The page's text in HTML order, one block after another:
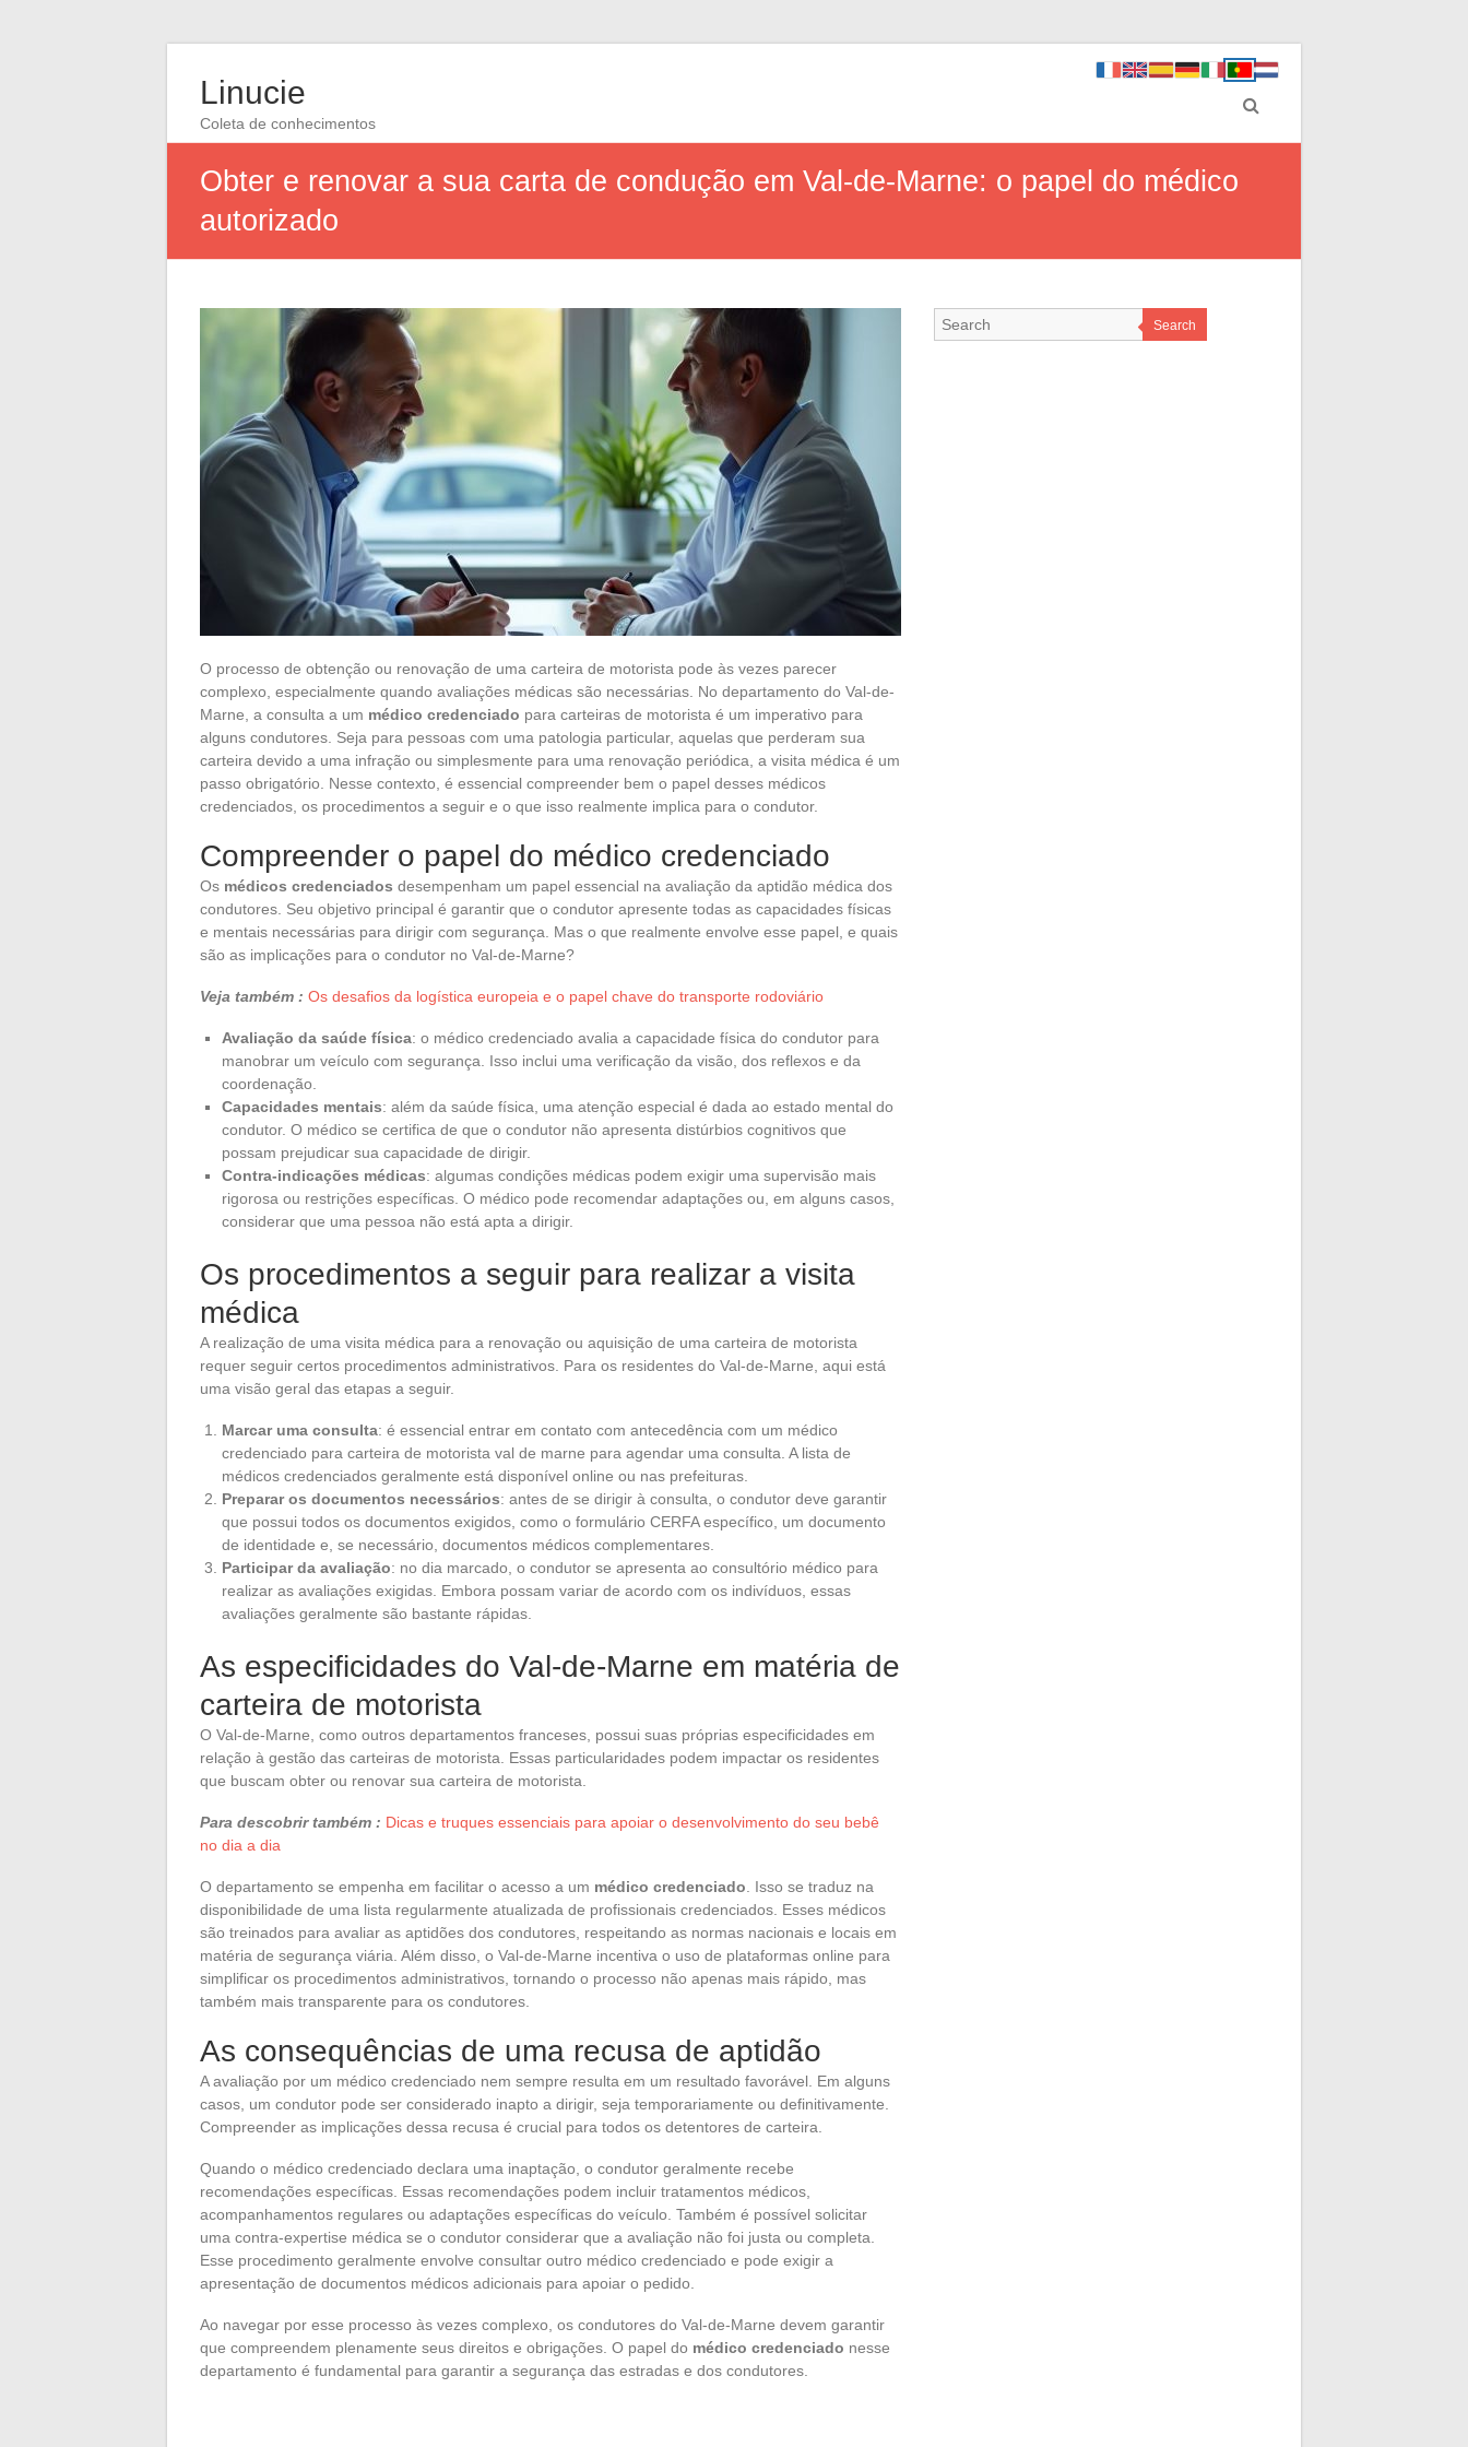
Linucie
Coleta de conhecimentos
Obter e renovar a sua carta de condução em Val-de-Marne: o papel do médico
autorizado
O processo de obtenção ou renovação de uma carteira de motorista pode às vezes parecer
complexo, especialmente quando avaliações médicas são necessárias. No departamento do Val-de-
Marne, a consulta a um médico credenciado para carteiras de motorista é um imperativo para
alguns condutores. Seja para pessoas com uma patologia particular, aquelas que perderam sua
carteira devido a uma infração ou simplesmente para uma renovação periódica, a visita médica é um
passo obrigatório. Nesse contexto, é essencial compreender bem o papel desses médicos
credenciados, os procedimentos a seguir e o que isso realmente implica para o condutor.
Compreender o papel do médico credenciado
Os médicos credenciados desempenham um papel essencial na avaliação da aptidão médica dos
condutores. Seu objetivo principal é garantir que o condutor apresente todas as capacidades físicas
e mentais necessárias para dirigir com segurança. Mas o que realmente envolve esse papel, e quais
são as implicações para o condutor no Val-de-Marne?
Veja também : Os desafios da logística europeia e o papel chave do transporte rodoviário
Avaliação da saúde física: o médico credenciado avalia a capacidade física do condutor para
manobrar um veículo com segurança. Isso inclui uma verificação da visão, dos reflexos e da
coordenação.
Capacidades mentais: além da saúde física, uma atenção especial é dada ao estado mental do
condutor. O médico se certifica de que o condutor não apresenta distúrbios cognitivos que
possam prejudicar sua capacidade de dirigir.
Contra-indicações médicas: algumas condições médicas podem exigir uma supervisão mais
rigorosa ou restrições específicas. O médico pode recomendar adaptações ou, em alguns casos,
considerar que uma pessoa não está apta a dirigir.
Os procedimentos a seguir para realizar a visita
médica
A realização de uma visita médica para a renovação ou aquisição de uma carteira de motorista
requer seguir certos procedimentos administrativos. Para os residentes do Val-de-Marne, aqui está
uma visão geral das etapas a seguir.
Marcar uma consulta: é essencial entrar em contato com antecedência com um médico
credenciado para carteira de motorista val de marne para agendar uma consulta. A lista de
médicos credenciados geralmente está disponível online ou nas prefeituras.
Preparar os documentos necessários: antes de se dirigir à consulta, o condutor deve garantir
que possui todos os documentos exigidos, como o formulário CERFA específico, um documento
de identidade e, se necessário, documentos médicos complementares.
Participar da avaliação: no dia marcado, o condutor se apresenta ao consultório médico para
realizar as avaliações exigidas. Embora possam variar de acordo com os indivíduos, essas
avaliações geralmente são bastante rápidas.
As especificidades do Val-de-Marne em matéria de
carteira de motorista
O Val-de-Marne, como outros departamentos franceses, possui suas próprias especificidades em
relação à gestão das carteiras de motorista. Essas particularidades podem impactar os residentes
que buscam obter ou renovar sua carteira de motorista.
Para descobrir também : Dicas e truques essenciais para apoiar o desenvolvimento do seu bebê
no dia a dia
O departamento se empenha em facilitar o acesso a um médico credenciado . Isso se traduz na
disponibilidade de uma lista regularmente atualizada de profissionais credenciados. Esses médicos
são treinados para avaliar as aptidões dos condutores, respeitando as normas nacionais e locais em
matéria de segurança viária. Além disso, o Val-de-Marne incentiva o uso de plataformas online para
simplificar os procedimentos administrativos, tornando o processo não apenas mais rápido, mas
também mais transparente para os condutores.
As consequências de uma recusa de aptidão
A avaliação por um médico credenciado nem sempre resulta em um resultado favorável. Em alguns
casos, um condutor pode ser considerado inapto a dirigir, seja temporariamente ou definitivamente.
Compreender as implicações dessa recusa é crucial para todos os detentores de carteira.
Quando o médico credenciado declara uma inaptação, o condutor geralmente recebe
recomendações específicas. Essas recomendações podem incluir tratamentos médicos,
acompanhamentos regulares ou adaptações específicas do veículo. Também é possível solicitar
uma contra-expertise médica se o condutor considerar que a avaliação não foi justa ou completa.
Esse procedimento geralmente envolve consultar outro médico credenciado e pode exigir a
apresentação de documentos médicos adicionais para apoiar o pedido.
Ao navegar por esse processo às vezes complexo, os condutores do Val-de-Marne devem garantir
que compreendem plenamente seus direitos e obrigações. O papel do médico credenciado nesse
departamento é fundamental para garantir a segurança das estradas e dos condutores.
Search